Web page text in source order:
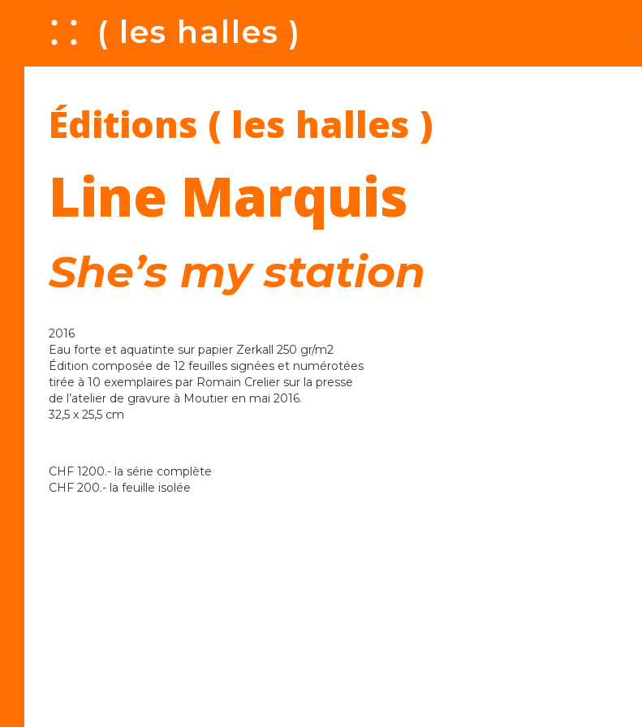
A ( les halles )
Éditions ( les halles )
Line Marquis
She’s my station
2016
Eau forte et aquatinte sur papier Zerkall 250 gr/m2
Édition composée de 12 feuilles signées et numérotées
tirée à 10 exemplaires par Romain Crelier sur la presse
de l’atelier de gravure à Moutier en mai 2016.
32,5 x 25,5 cm
CHF 1200.- la série complète
CHF 200.- la feuille isolée